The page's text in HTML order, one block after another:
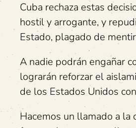
Cuba rechaza estas
hostil y arrogante, y
Estado, plagado de
A nadie podrán engañar
lograrán reforzar el
de los Estados Unidos
Hacemos un llamado a la